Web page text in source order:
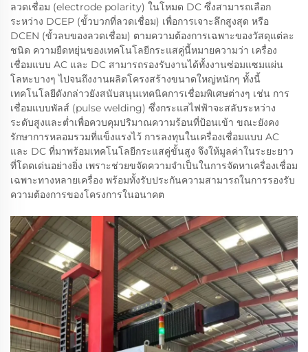
ลวดเชื่อม (electrode polarity) ในโหมด DC ซึ่งสามารถเลือก
ระหว่าง DCEP (ขั้วบวกที่ลวดเชื่อม) เพื่อการเจาะลึกสูงสุด หรือ
DCEN (ขั้วลบของลวดเชื่อม) ตามความต้องการเฉพาะของวัสดุแต่ละ
ชนิด ความยืดหยุ่นของเทคโนโลยีกระแสคู่นี้หมายความว่า เครื่อง
เชื่อมแบบ AC และ DC สามารถรองรับงานได้ทั้งงานซ่อมแซมแผ่น
โลหะบางๆ ไปจนถึงงานผลิตโครงสร้างขนาดใหญ่หนักๆ ทั้งนี้
เทคโนโลยีดังกล่าวยังสนับสนุนเทคนิคการเชื่อมพิเศษต่างๆ เช่น การ
เชื่อมแบบพัลส์ (pulse welding) ซึ่งกระแสไฟฟ้าจะสลับระหว่าง
ระดับสูงและต่ำเพื่อควบคุมปริมาณความร้อนที่ป้อนเข้า ขณะยังคง
รักษาการหลอมรวมที่แข็งแรงไว้ การลงทุนในเครื่องเชื่อมแบบ AC
และ DC ที่มาพร้อมเทคโนโลยีกระแสคู่ขั้นสูง จึงให้มูลค่าในระยะยาว
ที่โดดเด่นอย่างยิ่ง เพราะช่วยขจัดความจำเป็นในการจัดหาเครื่องเชื่อม
เฉพาะทางหลายเครื่อง พร้อมทั้งรับประกันความสามารถในการรองรับ
ความต้องการของโครงการในอนาคต